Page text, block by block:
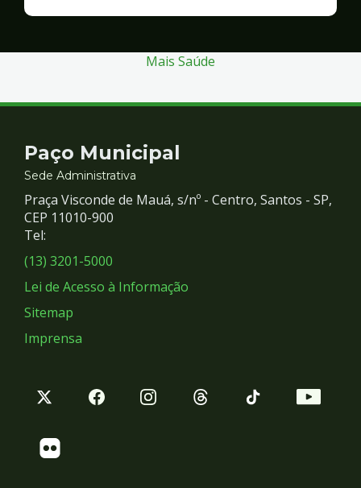
Mais Saúde
Contato
e
Redes
Sociais
Paço Municipal
Sede Administrativa
Praça Visconde de Mauá, s/nº - Centro, Santos - SP,
CEP 11010-900
Tel:
(13) 3201-5000
Lei de Acesso à Informação
Sitemap
Imprensa